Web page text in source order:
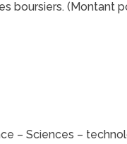
boursiers. (Montant
– Sciences –